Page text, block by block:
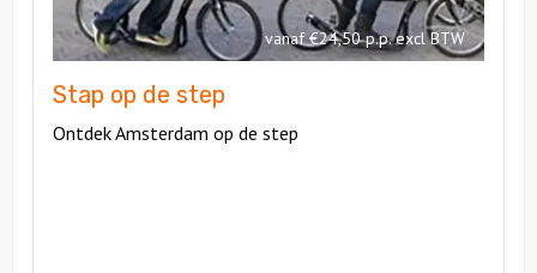
vanaf €24,50 p.p. excl BTW
Stap op de step
Ontdek Amsterdam op de step